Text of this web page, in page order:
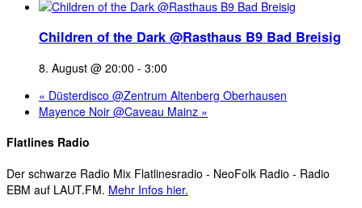
Children of the Dark @Rasthaus B9 Bad Breisig
8. August @ 20:00 - 3:00
« Düsterdisco @Zentrum Altenberg Oberhausen
Mayence Noir @Caveau Mainz »
Flatlines Radio
Der schwarze Radio Mix Flatlinesradio - NeoFolk Radio - Radio
EBM auf LAUT.FM. Mehr Infos hier.